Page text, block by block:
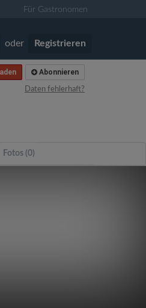
Für Gastronomen
oder Registrieren
Abonnieren
Daten fehlerhaft?
Fotos (0)